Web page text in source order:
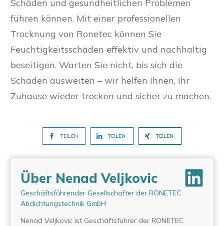
Schäden und gesundheitlichen Problemen
führen können. Mit einer professionellen
Trocknung von Ronetec können Sie
Feuchtigkeitsschäden effektiv und nachhaltig
beseitigen. Warten Sie nicht, bis sich die
Schäden ausweiten – wir helfen Ihnen, Ihr
Zuhause wieder trocken und sicher zu machen.
TEILEN TEILEN TEILEN
Über Nenad Veljkovic
Geschäftsführender Gesellschafter der RONETEC
Abdichtungstechnik GmbH
Nenad Veljkovic ist Geschäftsführer der RONETEC